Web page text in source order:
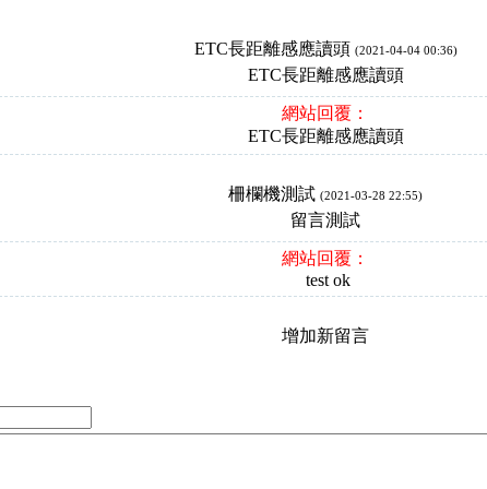
ETC長距離感應讀頭 (2021-04-04 00:36)
ETC長距離感應讀頭
網站回覆：
ETC長距離感應讀頭
柵欄機測試 (2021-03-28 22:55)
留言測試
網站回覆：
test ok
增加新留言